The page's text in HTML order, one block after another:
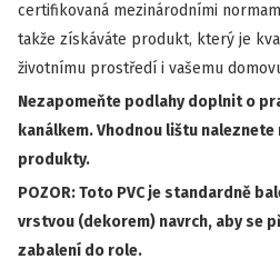
certifikovaná mezinárodními
takže získáváte produkt, který je
životnímu prostředí i vašemu
Nezapomeňte podlahy doplnit o
kanálkem. Vhodnou lištu
produkty.
POZOR: Toto PVC je standardně
vrstvou (dekorem) navrch, aby se
zabalení do role.